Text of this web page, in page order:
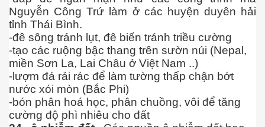
Nguyễn Công Trứ làm ở các huyện duyên hải
tỉnh Thái Bình.
-đê sông tránh lụt, đê biển tránh triều cường
-tạo các ruộng bậc thang trên sườn núi (Nepal,
miền Sơn La, Lai Châu ở Việt Nam ..)
-lượm đá rải rác để làm tường thấp chận bớt
nước xói mòn (Bắc Phi)
-bón phân hoá học, phân chuồng, vôi để tăng
cường độ phì nhiêu cho đất